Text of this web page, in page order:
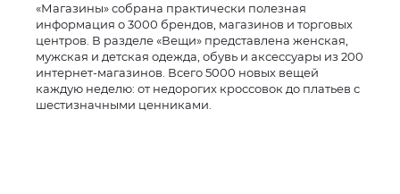
«Магазины» собрана практически полезная
информация о 3000 брендов, магазинов и торговых
центров. В разделе «Вещи» представлена женская,
мужская и детская одежда, обувь и аксессуары из 200
интернет-магазинов. Всего 5000 новых вещей
каждую неделю: от недорогих кроссовок до платьев с
шестизначными ценниками.